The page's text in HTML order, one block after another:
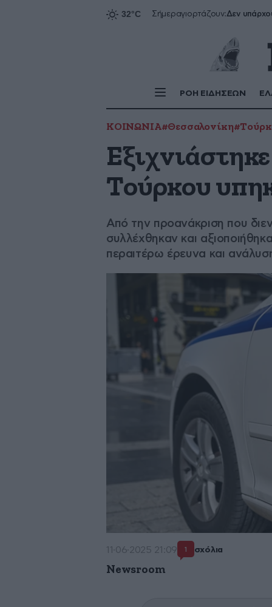
Σήμεραγιορτάζουν:Δεν
ΡΟΗ ΕΙΔΗΣΕΩΝ
ΚΟΙΝΩΝΙΑ#Θεσσαλονίκη
Τούρκου
Από την προανάκριση που
συλλέχθηκαν και
περαιτέρω έρευνα και
11·06·2025 21:09 1 σχόλια
Newsroom